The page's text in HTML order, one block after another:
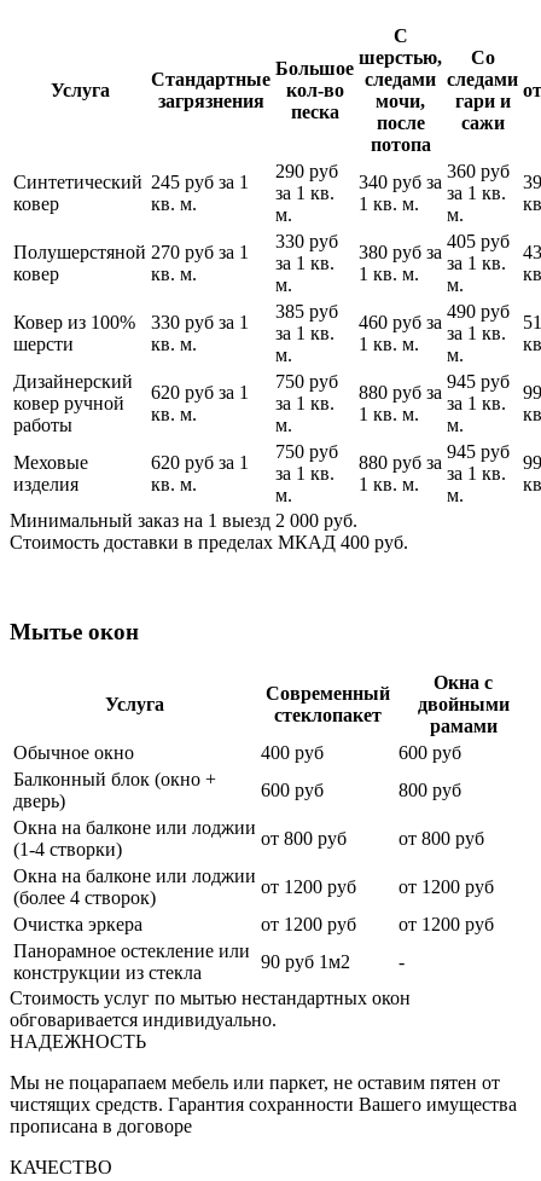
Услуга
Стандартные
загрязнения
Большое
кол-во
песка
С
шерстью,
следами
мочи,
после
потопа
Со
следами
гари и
сажи
Синтетический
ковер
245 руб за 1
кв. м.
290 руб
за 1 кв.
м.
340 руб за
1 кв. м.
360 руб
за 1 кв.
м.
Полушерстяной
ковер
270 руб за 1
кв. м.
330 руб
за 1 кв.
м.
380 руб за
1 кв. м.
405 руб
за 1 кв.
м.
Ковер из 100%
шерсти
330 руб за 1
кв. м.
385 руб
за 1 кв.
м.
460 руб за
1 кв. м.
490 руб
за 1 кв.
м.
Дизайнерский
ковер ручной
работы
620 руб за 1
кв. м.
750 руб
за 1 кв.
м.
880 руб за
1 кв. м.
945 руб
за 1 кв.
м.
Меховые
изделия
620 руб за 1
кв. м.
750 руб
за 1 кв.
м.
880 руб за
1 кв. м.
945 руб
за 1 кв.
м.
Минимальный заказ на 1 выезд 2 000 руб.
Стоимость доставки в пределах МКАД 400 руб.
Мытье окон
Услуга
Современный
стеклопакет
Окна с
двойными
рамами
Обычное окно
400 руб
600 руб
Балконный блок (окно +
дверь)
600 руб
800 руб
Окна на балконе или лоджии
(1-4 створки)
от 800 руб
от 800 руб
Окна на балконе или лоджии
(более 4 створок)
от 1200 руб
от 1200 руб
Очистка эркера
от 1200 руб
от 1200 руб
Панорамное остекление или
конструкции из стекла
90 руб 1м2
-
Стоимость услуг по мытью нестандартных окон
обговаривается индивидуально.
НАДЕЖНОСТЬ
Мы не поцарапаем мебель или паркет, не оставим пятен от
чистящих средств. Гарантия сохранности Вашего имущества
прописана в договоре
КАЧЕСТВО